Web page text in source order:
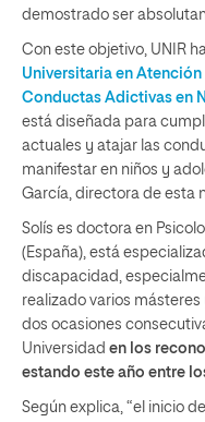
demostrado ser
Con este objetivo, UNIR
Universitaria en
Conductas Adictivas en
está diseñada para
actuales y atajar las
manifestar en niños y
García, directora de esta
Solís es doctora en
(España), está
discapacidad,
realizado varios
dos ocasiones
Universidad en los
estando este año entre
Según explica, “el inicio